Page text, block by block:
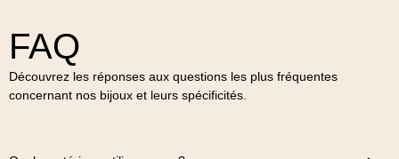
FAQ
Découvrez les réponses aux questions les plus fréquentes
concernant nos bijoux et leurs spécificités.